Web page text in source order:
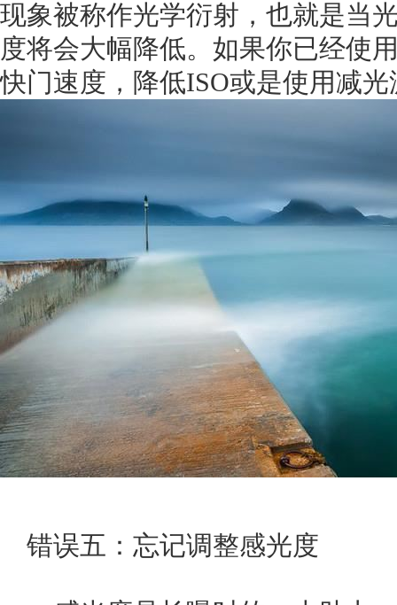
现象被称作光学衍射，也就是当
度将会大幅降低。如果你已经使
快门速度，降低ISO或是使用减
错误五：忘记调整感光度